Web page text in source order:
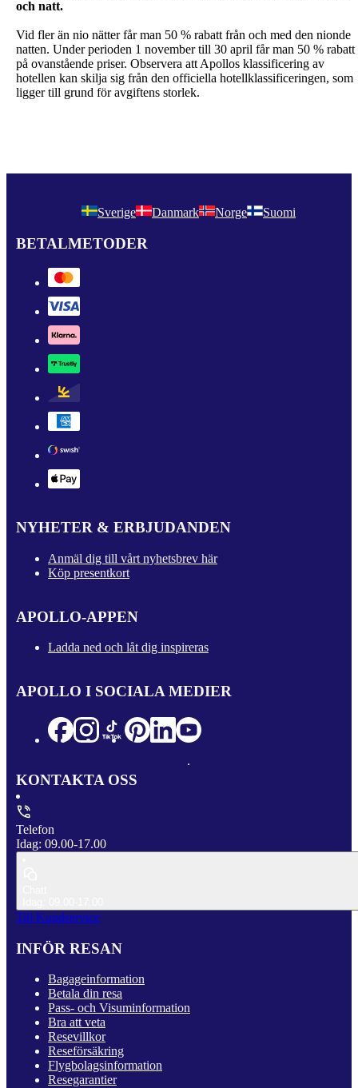
Vid fler än nio nätter får man 50 % rabatt från och med den nionde
natten. Under perioden 1 november till 30 april får man 50 % rabatt
på ovanstående priser. Observera att Apollos klassificering av
hotellen kan skilja sig från den officiella hotellklassificeringen, som
ligger till grund för avgiftens storlek.
Sverige Danmark Norge Suomi
BETALMETODER
NYHETER & ERBJUDANDEN
Anmäl dig till vårt nyhetsbrev här
Köp presentkort
APOLLO-APPEN
Ladda ned och låt dig inspireras
APOLLO I SOCIALA MEDIER
KONTAKTA OSS
Telefon
Idag: 09.00-17.00
Till Kundservice
INFÖR RESAN
Bagageinformation
Betala din resa
Pass- och Visuminformation
Bra att veta
Resevillkor
Reseförsäkring
Flygbolagsinformation
Resegarantier